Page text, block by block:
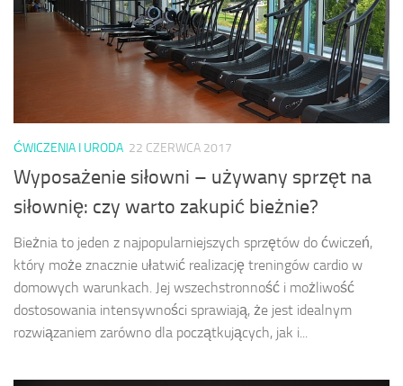
ĆWICZENIA I URODA 22 CZERWCA 2017
Wyposażenie siłowni – używany sprzęt na
siłownię: czy warto zakupić bieżnie?
Bieżnia to jeden z najpopularniejszych sprzętów do ćwiczeń,
który może znacznie ułatwić realizację treningów cardio w
domowych warunkach. Jej wszechstronność i możliwość
dostosowania intensywności sprawiają, że jest idealnym
rozwiązaniem zarówno dla początkujących, jak i...